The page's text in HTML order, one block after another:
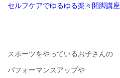
セルフケアでゆるゆる楽々開脚講座
スポーツをやっているお子さんの
パフォーマンスアップや